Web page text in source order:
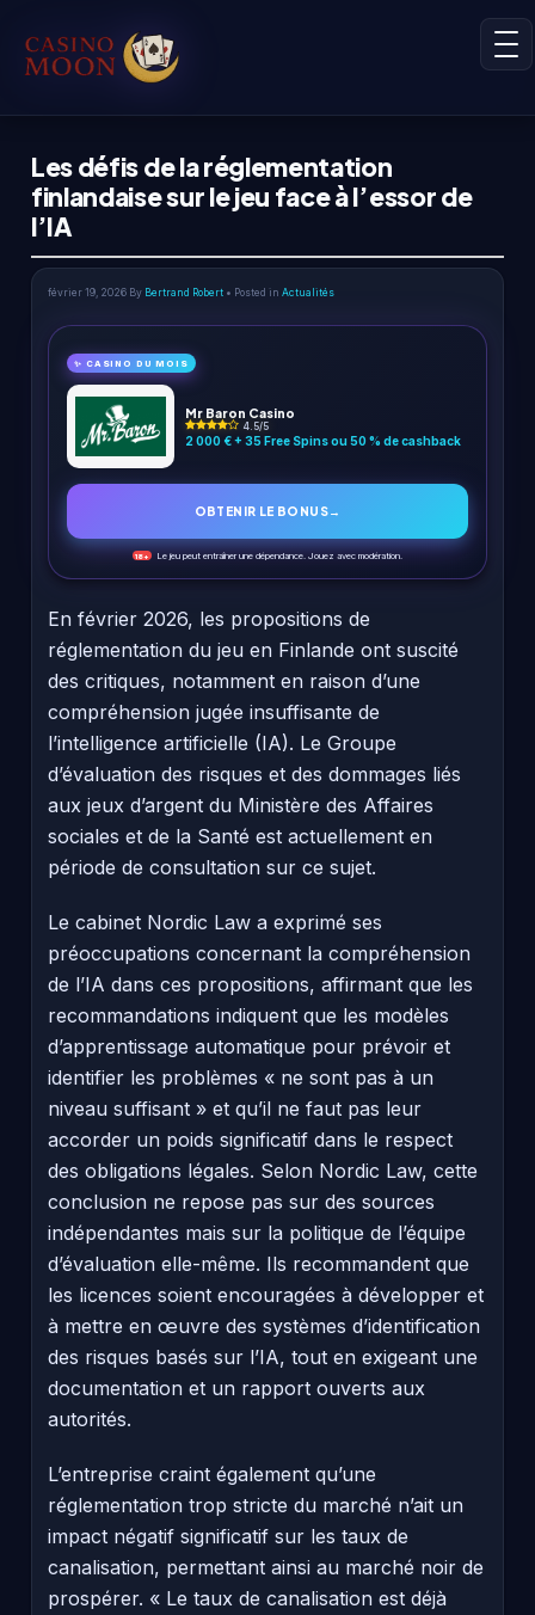
Les défis de la réglementation
finlandaise sur le jeu face à l’essor de
l’IA
février 19, 2026 By Bertrand Robert • Posted in Actualités
✨ CASINO DU MOIS
Mr Baron Casino
4.5/5
2 000 € + 35 Free Spins ou 50 % de cashback
OBTENIR LE BONUS→
18+ Le jeu peut entraîner une dépendance. Jouez avec modération.
En février 2026, les propositions de
réglementation du jeu en Finlande ont suscité
des critiques, notamment en raison d’une
compréhension jugée insuffisante de
l’intelligence artificielle (IA). Le Groupe
d’évaluation des risques et des dommages liés
aux jeux d’argent du Ministère des Affaires
sociales et de la Santé est actuellement en
période de consultation sur ce sujet.
Le cabinet Nordic Law a exprimé ses
préoccupations concernant la compréhension
de l’IA dans ces propositions, affirmant que les
recommandations indiquent que les modèles
d’apprentissage automatique pour prévoir et
identifier les problèmes « ne sont pas à un
niveau suffisant » et qu’il ne faut pas leur
accorder un poids significatif dans le respect
des obligations légales. Selon Nordic Law, cette
conclusion ne repose pas sur des sources
indépendantes mais sur la politique de l’équipe
d’évaluation elle-même. Ils recommandent que
les licences soient encouragées à développer et
à mettre en œuvre des systèmes d’identification
des risques basés sur l’IA, tout en exigeant une
documentation et un rapport ouverts aux
autorités.
L’entreprise craint également qu’une
réglementation trop stricte du marché n’ait un
impact négatif significatif sur les taux de
canalisation, permettant ainsi au marché noir de
prospérer. « Le taux de canalisation est déjà